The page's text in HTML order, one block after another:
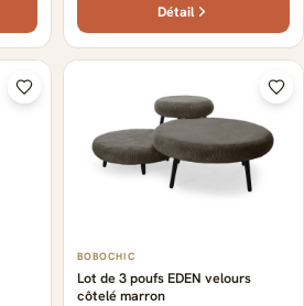
Détail
BOBOCHIC
Lot de 3 poufs EDEN velours
côtelé marron